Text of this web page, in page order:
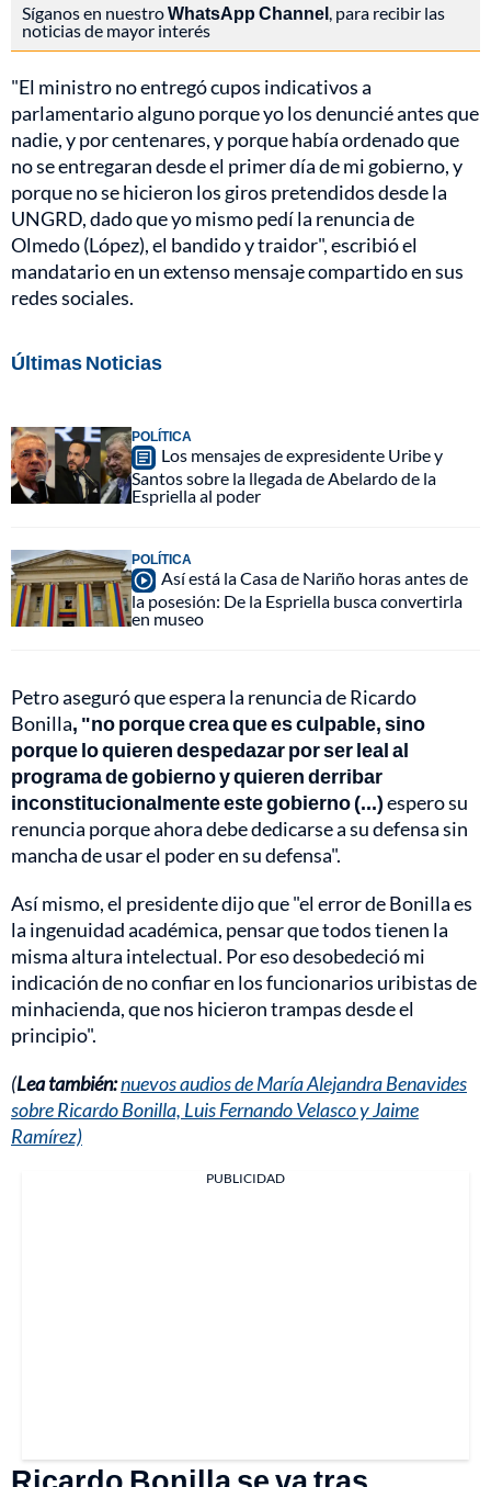
Síganos en nuestroWhatsApp Channel , para recibir las
noticias de mayor interés
"El ministro no entregó cupos indicativos a
parlamentario alguno porque yo los denuncié antes que
nadie, y por centenares, y porque había ordenado que
no se entregaran desde el primer día de mi gobierno, y
porque no se hicieron los giros pretendidos desde la
UNGRD, dado que yo mismo pedí la renuncia de
Olmedo (López), el bandido y traidor", escribió el
mandatario en un extenso mensaje compartido en sus
redes sociales.
Últimas Noticias
POLÍTICA
Los mensajes de expresidente Uribe y
Santos sobre la llegada de Abelardo de la
Espriella al poder
POLÍTICA
Así está la Casa de Nariño horas antes de
la posesión: De la Espriella busca convertirla
en museo
Petro aseguró que espera la renuncia de Ricardo
Bonilla, "no porque crea que es culpable, sino
porque lo quieren despedazar por ser leal al
programa de gobierno y quieren derribar
inconstitucionalmente este gobierno (...)espero su
renuncia porque ahora debe dedicarse a su defensa sin
mancha de usar el poder en su defensa".
Así mismo, el presidente dijo que "el error de Bonilla es
la ingenuidad académica, pensar que todos tienen la
misma altura intelectual. Por eso desobedeció mi
indicación de no confiar en los funcionarios uribistas de
minhacienda, que nos hicieron trampas desde el
principio".
(Lea también:nuevos audios de María Alejandra Benavides
sobre Ricardo Bonilla, Luis Fernando Velasco y Jaime
Ramírez)
PUBLICIDAD
Ricardo Bonilla se va tras